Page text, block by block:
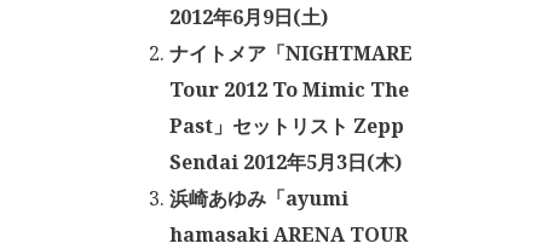
2012年6月9日(土)
ナイトメア「NIGHTMARE
Tour 2012 To Mimic The
Past」セットリスト Zepp
Sendai 2012年5月3日(木)
浜崎あゆみ「ayumi
hamasaki ARENA TOUR